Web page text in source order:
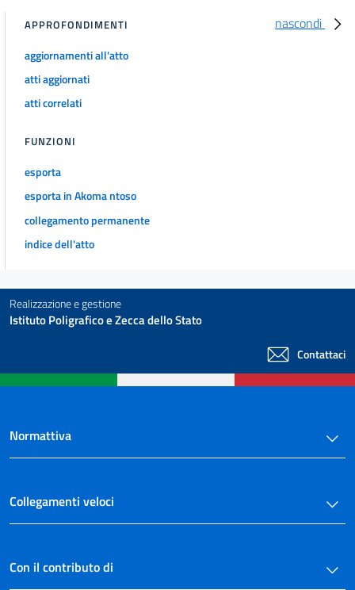
nascondi
APPROFONDIMENTI
aggiornamenti all'atto
atti aggiornati
atti correlati
FUNZIONI
esporta
esporta in Akoma ntoso
collegamento permanente
indice dell'atto
Realizzazione e gestione
Istituto Poligrafico e Zecca dello Stato
Contattaci
Normattiva
Collegamenti veloci
Con il contributo di